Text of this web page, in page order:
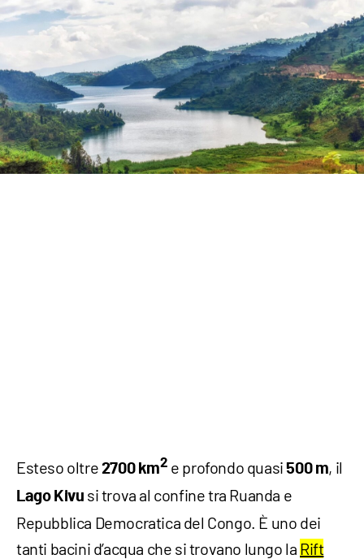
Esteso oltre 2700 km2 e profondo quasi500 m, il
Lago Kivu si trova al confine tra Ruanda e
Repubblica Democratica del Congo. È uno dei
tanti bacini d’acqua che si trovano lungo la Rift